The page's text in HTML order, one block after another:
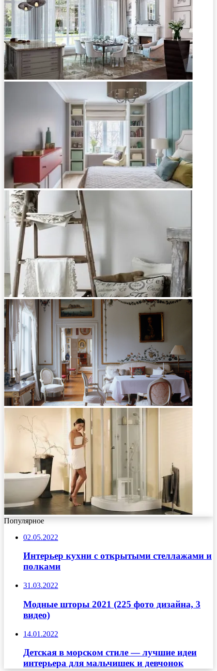
Популярное
02.05.2022
Интерьер кухни с открытыми стеллажами и
полками
31.03.2022
Модные шторы 2021 (225 фото дизайна, 3
видео)
14.01.2022
Детская в морском стиле — лучшие идеи
интерьера для мальчишек и девчонок